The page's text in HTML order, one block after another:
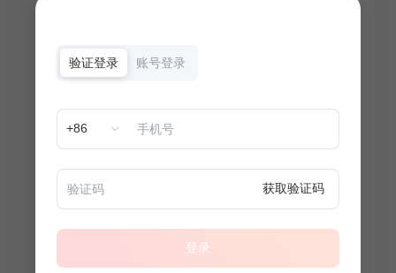
验证登录 账号登录
+86
获取验证码
登录